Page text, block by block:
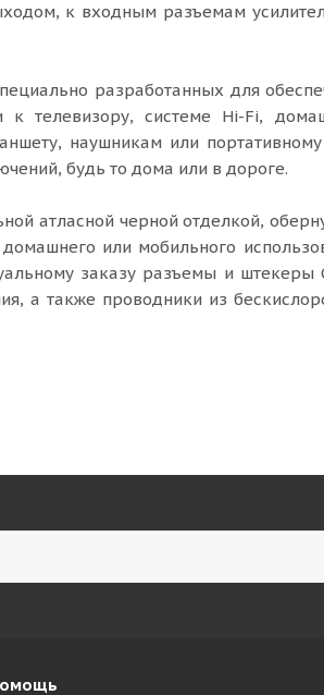
к входным разъемам
разработанных для
к телевизору, системе Hi-Fi,
наушникам или
будь то дома или в дороге.
атласной черной отделкой,
или мобильного
заказу разъемы и штекеры
а также проводники из